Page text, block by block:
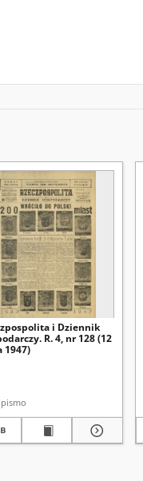
i Dziennik
R. 4, nr 128 (12
1947)